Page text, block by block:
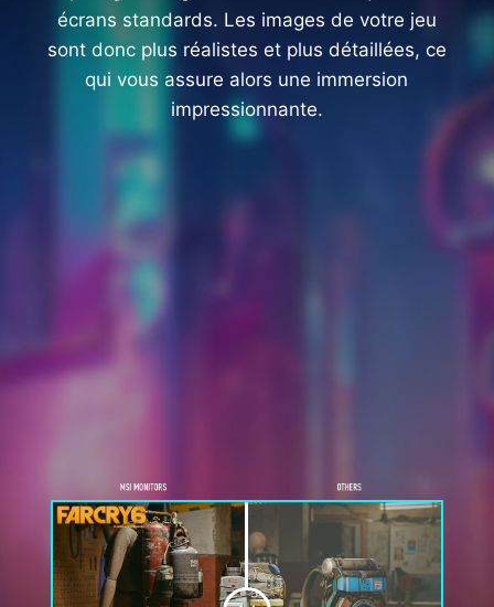
écrans standards. Les images de votre jeu
sont donc plus réalistes et plus détaillées, ce
qui vous assure alors une immersion
impressionnante.